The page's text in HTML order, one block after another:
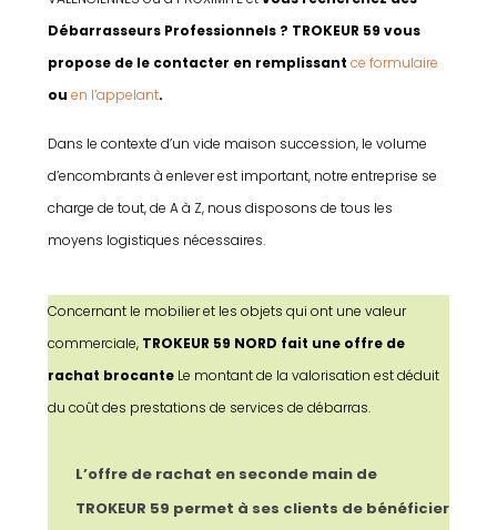
Débarrasseurs Professionnels ? TROKEUR 59 vous
propose de le contacter en remplissant ce formulaire
ou en l’appelant.
Dans le contexte d’un vide maison succession, le volume
d’encombrants à enlever est important, notre entreprise se
charge de tout, de A à Z, nous disposons de tous les
moyens logistiques nécessaires.
Concernant le mobilier et les objets qui ont une valeur
commerciale, TROKEUR 59 NORD fait une offre de
rachat brocante Le montant de la valorisation est déduit
du coût des prestations de services de débarras.
L’offre de rachat en seconde main de
TROKEUR 59 permet à ses clients de bénéficier